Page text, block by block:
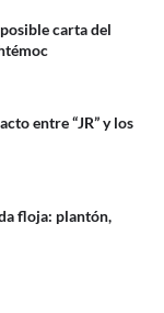
carta del
entre “JR” y los
floja: plantón,